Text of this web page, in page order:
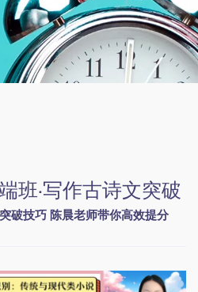
班·写作古诗文突破
破技巧 陈晨老师带你高效提分